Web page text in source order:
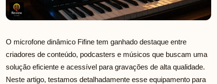
O microfone dinâmico Fifine tem ganhado destaque entre
criadores de conteúdo, podcasters e músicos que buscam uma
solução eficiente e acessível para gravações de alta qualidade.
Neste artigo, testamos detalhadamente esse equipamento para